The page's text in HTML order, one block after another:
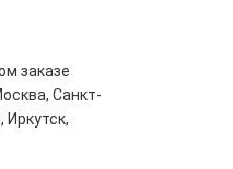
заказе
Санкт-
Иркутск,